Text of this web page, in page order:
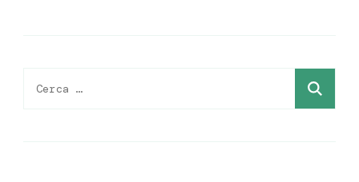
Ricerca